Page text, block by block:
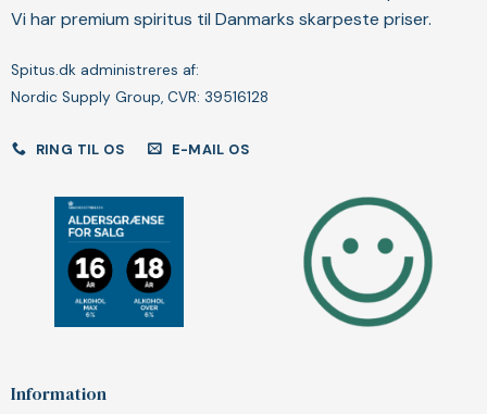
Vi har premium spiritus til Danmarks skarpeste priser.
Spitus.dk administreres af:
Nordic Supply Group, CVR: 39516128
RING TIL OS E-MAIL OS
Information